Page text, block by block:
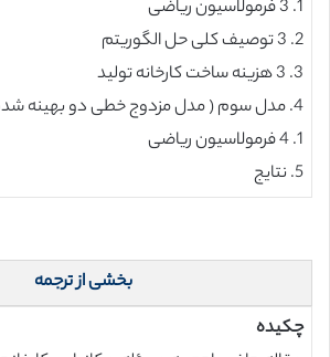
1. 3 فرمولاسیون ریاضی
2. 3 توصیف کلی حل الگوریتم
3. 3 هزینه ساخت کارخانه تولید
4. مدل سوم ( مدل مزدوج خطی دو بهینه شده )
1. 4 فرمولاسیون ریاضی
5. نتایج
بخشی از ترجمه
چکیده